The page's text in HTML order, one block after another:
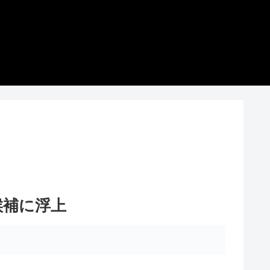
に浮上